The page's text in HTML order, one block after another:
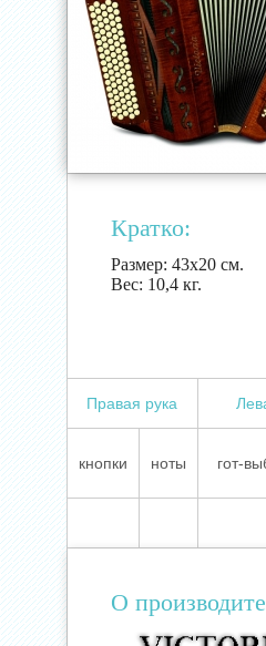
Кратко:
Размер: 43х20 см.
Вес: 10,4 кг.
Правая рука
кнопки ноты гот-
О